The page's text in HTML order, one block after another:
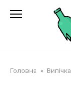
Головна » Випічка